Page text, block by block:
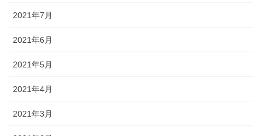
2021年7月
2021年6月
2021年5月
2021年4月
2021年3月